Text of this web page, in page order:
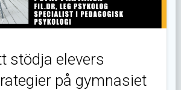
stödja elevers
på gymnasiet